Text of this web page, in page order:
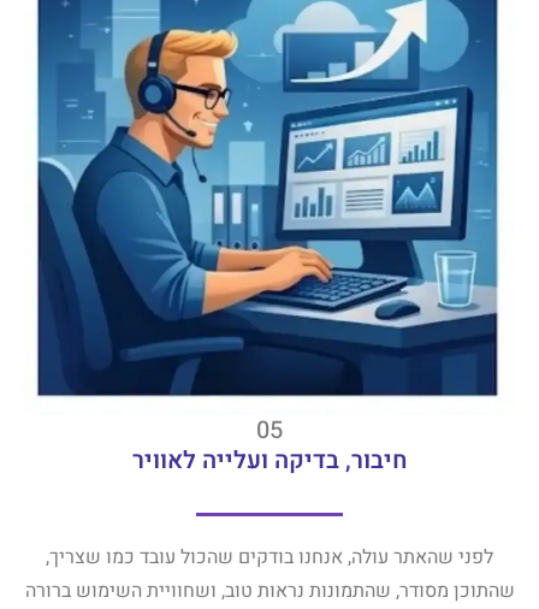
05
חיבור, בדיקה ועלייה לאוויר
לפני שהאתר עולה, אנחנו בודקים שהכול עובד כמו שצריך,
שהתוכן מסודר, שהתמונות נראות טוב, ושחוויית השימוש ברורה